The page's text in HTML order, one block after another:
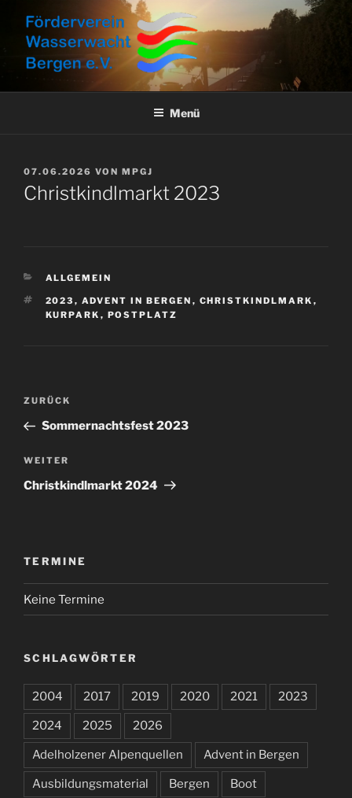
Inhalt
springen
FÖRDERVEREIN
WASSERWACHT BERGEN E.V.
Aktuelles, Aktionen und Informationen
Menü
VERÖFFENTLICHT
AM
07.06.2026 VON MPGJ
Christkindlmarkt 2023
KATEGORIEN
ALLGEMEIN
SCHLAGWÖRTER
2023 , ADVENT IN BERGEN , CHRISTKINDLMARK ,
KURPARK , POSTPLATZ
Beitragsnavigation
Vorheriger
Beitrag
ZURÜCK
Sommernachtsfest 2023
Nächster
Beitrag
WEITER
Christkindlmarkt 2024
TERMINE
Keine Termine
SCHLAGWÖRTER
2004 2017 2019 2020 2021 2023
2024 2025 2026
Adelholzener Alpenquellen Advent in Bergen
Ausbildungsmaterial Bergen Boot